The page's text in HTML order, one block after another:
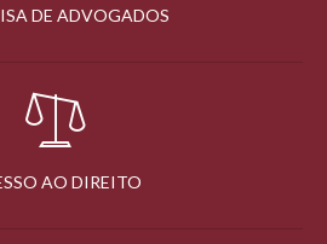
DE ADVOGADOS
AO DIREITO